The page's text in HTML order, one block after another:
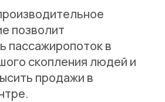
позволит
пассажиропоток в
скопления людей и
продажи в